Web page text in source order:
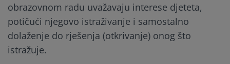
obrazovnom radu uvažavaju interese djeteta,
potičući njegovo istraživanje i samostalno
dolaženje do rješenja (otkrivanje) onog što
istražuje.